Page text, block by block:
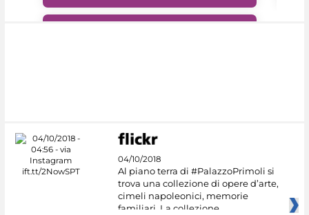
04/10/2018
Al piano terra di #PalazzoPrimoli si
trova una collezione di opere d’arte,
cimeli napoleonici, memorie
familiari. La collezione